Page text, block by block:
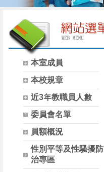
本室成員
本校規章
近3年教職員人數
委員會名單
員額概況
性別平等及性騷擾防
治專區